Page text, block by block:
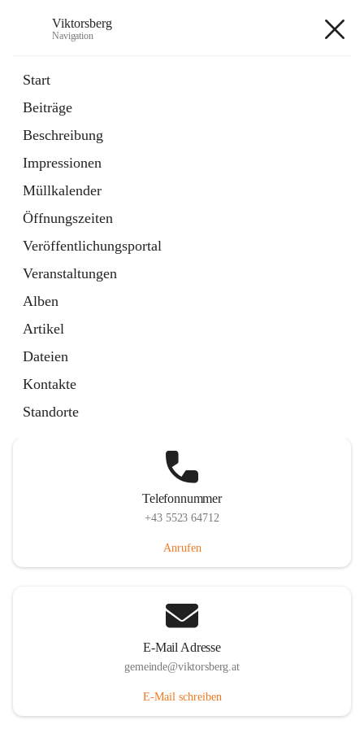
Viktorsberg
Navigation
Start
Beiträge
Beschreibung
Impressionen
Müllkalender
Öffnungszeiten
Veröffentlichungsportal
Veranstaltungen
Alben
Artikel
Dateien
Kontakte
Standorte
1 Schnellzugriff
Bürgerservice
10 Schnellzugriffe
Telefonnummer
+43 5523 64712
Anrufen
E-Mail Adresse
gemeinde@viktorsberg.at
E-Mail schreiben